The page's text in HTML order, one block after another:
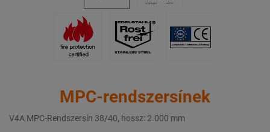
MPC-rendszersínek
V4A MPC-Rendszersín 38/40, hossz: 2.000 mm